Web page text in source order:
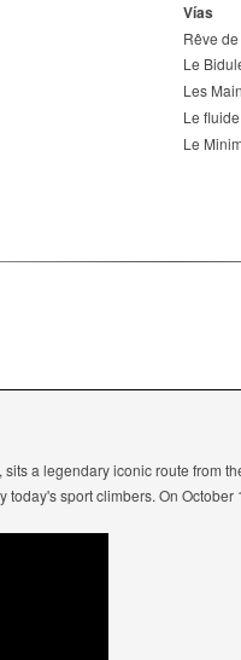
Vías
Rêve
Le
Les
Le
Le
a legendary iconic route from
sport climbers. On